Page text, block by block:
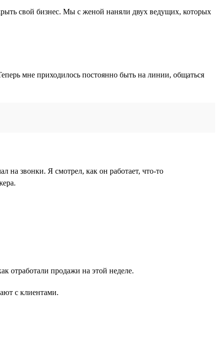
свой бизнес. Мы с женой наняли двух ведущих, которых
мне приходилось постоянно быть на линии, общаться
на звонки. Я смотрел, как он работает, что-то
отработали продажи на этой неделе.
с клиентами.